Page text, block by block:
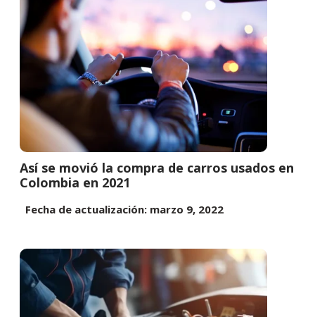
Así se movió la compra de carros usados en
Colombia en 2021
Fecha de actualización: marzo 9, 2022